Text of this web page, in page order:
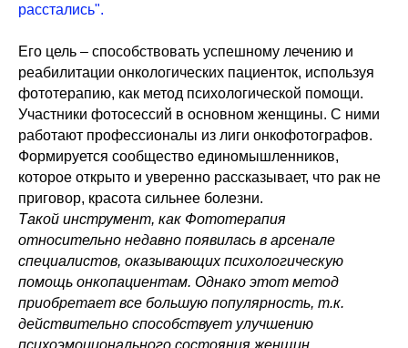
расстались".
Его цель – способствовать успешному лечению и
реабилитации онкологических пациенток, используя
фототерапию, как метод психологической помощи.
Участники фотосессий в основном женщины. С ними
работают профессионалы из лиги онкофотографов.
Формируется сообщество единомышленников,
которое открыто и уверенно рассказывает, что рак не
приговор, красота сильнее болезни.
Такой инструмент, как Фототерапия
относительно недавно появилась в арсенале
специалистов, оказывающих психологическую
помощь онкопациентам. Однако этот метод
приобретает все большую популярность, т.к.
действительно способствует улучшению
психоэмоционального состояния женщин,